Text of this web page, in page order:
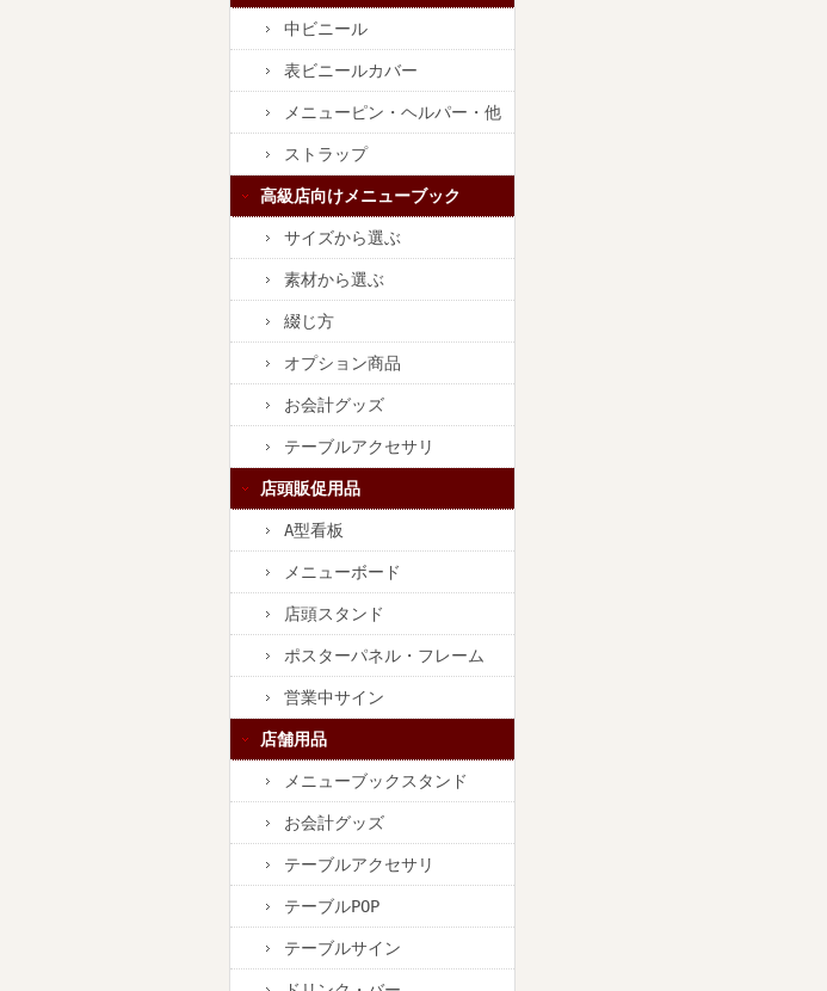
中ビニール
表ビニールカバー
メニューピン・ヘルパー・他
ストラップ
高級店向けメニューブック
サイズから選ぶ
素材から選ぶ
綴じ方
オプション商品
お会計グッズ
テーブルアクセサリ
店頭販促用品
A型看板
メニューボード
店頭スタンド
ポスターパネル・フレーム
営業中サイン
店舗用品
メニューブックスタンド
お会計グッズ
テーブルアクセサリ
テーブルPOP
テーブルサイン